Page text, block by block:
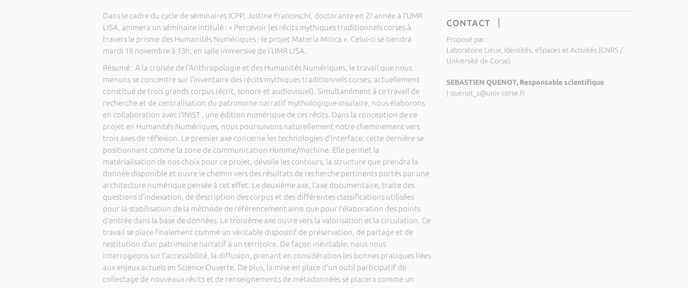
Dans le cadre du cycle de séminaires ICPP, Justine Franceschi, doctorante en 2? année à l’UMR
LISA, animera un séminaire intitulé : « Percevoir les récits mythiques traditionnels corses à
travers le prisme des Humanités Numériques : le projet Materia Mitica ». Celui-ci se tiendra
mardi 18 novembre à 13h, en salle immersive de l’UMR LISA.
Résumé : A la croisée de l’Anthropologie et des Humanités Numériques, le travail que nous
menons se concentre sur l’inventaire des récits mythiques traditionnels corses, actuellement
constitué de trois grands corpus (écrit, sonore et audiovisuel). Simultanément à ce travail de
recherche et de centralisation du patrimoine narratif mythologique insulaire, nous élaborons
en collaboration avec l’INIST , une édition numérique de ces récits. Dans la conception de ce
projet en Humanités Numériques, nous poursuivons naturellement notre cheminement vers
trois axes de réflexion. Le premier axe concerne les technologies d’interface, cette dernière se
positionnant comme la zone de communication Homme/machine. Elle permet la
matérialisation de nos choix pour ce projet, dévoile les contours, la structure que prendra la
donnée disponible et ouvre le chemin vers des résultats de recherche pertinents portés par une
architecture numérique pensée à cet effet. Le deuxième axe, l’axe documentaire, traite des
questions d’indexation, de description des corpus et des différentes classifications utilisées
pour la stabilisation de la méthode de référencement ainsi que pour l’élaboration des points
d’entrée dans la base de données. Le troisième axe ouvre vers la valorisation et la circulation. Ce
travail se place finalement comme un véritable dispositif de préservation, de partage et de
restitution d’un patrimoine narratif à un territoire. De façon inévitable, nous nous
interrogeons sur l’accessibilité, la diffusion, prenant en considération les bonnes pratiques liées
aux enjeux actuels en Science Ouverte. De plus, la mise en place d’un outil participatif de
collectage de nouveaux récits et de renseignements de métadonnées se placera comme un
CONTACT
Proposé par :
Laboratoire Lieux, Identités, eSpaces et Activités (CNRS /
Université de Corse)
SEBASTIEN QUENOT, Responsable scientifique
quenot_s@univ-corse.fr